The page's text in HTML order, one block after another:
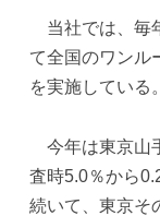
当社では、毎
て全国のワンル
を実施している。
今年は東京山
査時5.0％から
続いて、東京そ